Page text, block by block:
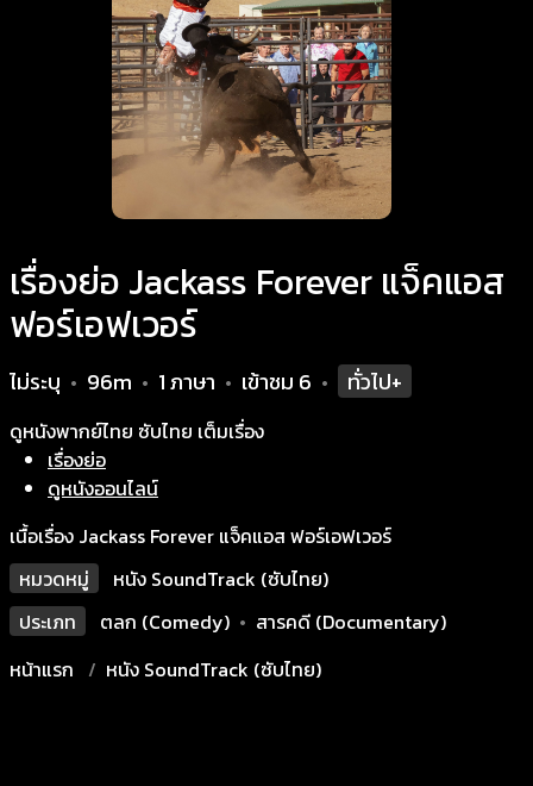
เรื่องย่อ Jackass Forever แจ็คแอส
ฟอร์เอฟเวอร์
ไม่ระบุ • 96m • 1 ภาษา • เข้าชม 6 • ทั่วไป+
ดูหนังพากย์ไทย ซับไทย เต็มเรื่อง
เรื่องย่อ
ดูหนังออนไลน์
เนื้อเรื่อง Jackass Forever แจ็คแอส ฟอร์เอฟเวอร์
หมวดหมู่
หนัง SoundTrack (ซับไทย)
ประเภท
ตลก (Comedy) • สารคดี (Documentary)
หน้าแรก
หนัง SoundTrack (ซับไทย)